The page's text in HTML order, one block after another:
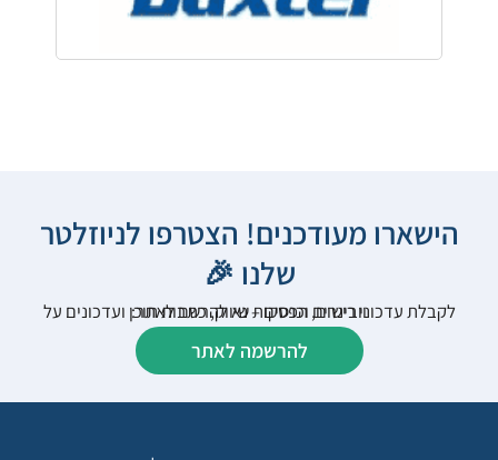
הישארו מעודכנים! הצטרפו לניוזלטר
שלנו 🎉
לקבלת עדכוני רישום, הפסקות שיווק, כתבות תוכן ועדכונים על וובינרים וכנסים – נא להרשם לאתר:
להרשמה לאתר